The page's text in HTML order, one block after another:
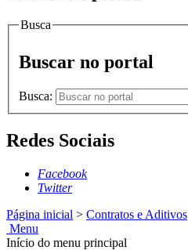
Busca
Buscar no portal
Busca:
Redes Sociais
Facebook
Twitter
Página inicial > Contratos e Aditivos
Menu
Início do menu principal